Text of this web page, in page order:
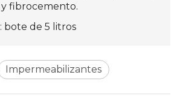
y fibrocemento.
: bote de 5 litros
Impermeabilizantes